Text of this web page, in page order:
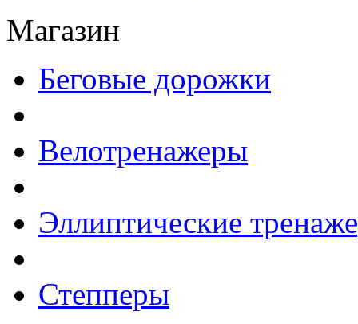
Магазин
Беговые дорожки
Велотренажеры
Эллиптические
Степперы